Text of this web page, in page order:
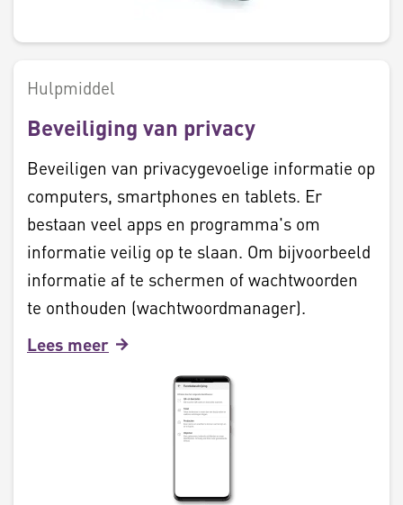
Hulpmiddel
Beveiliging van privacy
Beveiligen van privacygevoelige informatie op
computers, smartphones en tablets. Er
bestaan veel apps en programma's om
informatie veilig op te slaan. Om bijvoorbeeld
informatie af te schermen of wachtwoorden
te onthouden (wachtwoordmanager).
Lees meer